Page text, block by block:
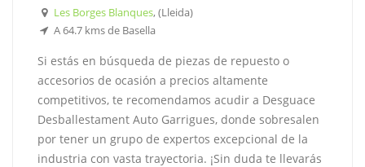
Les Borges Blanques, (Lleida)
A 64.7 kms de Basella
Si estás en búsqueda de piezas de repuesto o
accesorios de ocasión a precios altamente
competitivos, te recomendamos acudir a Desguace
Desballestament Auto Garrigues, donde sobresalen
por tener un grupo de expertos excepcional de la
industria con vasta trayectoria. ¡Sin duda te llevarás